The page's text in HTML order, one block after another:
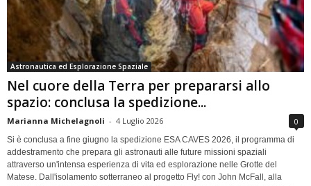
Astronautica ed Esplorazione Spaziale
Nel cuore della Terra per prepararsi allo
spazio: conclusa la spedizione...
Marianna Michelagnoli - 4 Luglio 2026 0
Si è conclusa a fine giugno la spedizione ESA CAVES 2026, il programma di
addestramento che prepara gli astronauti alle future missioni spaziali
attraverso un'intensa esperienza di vita ed esplorazione nelle Grotte del
Matese. Dall'isolamento sotterraneo al progetto Fly! con John McFall, alla